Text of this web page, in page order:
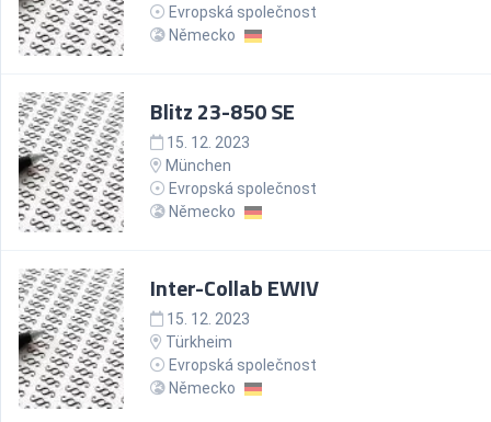
Evropská společnost
Německo
Blitz 23-850 SE
15. 12. 2023
München
Evropská společnost
Německo
Inter-Collab EWIV
15. 12. 2023
Türkheim
Evropská společnost
Německo